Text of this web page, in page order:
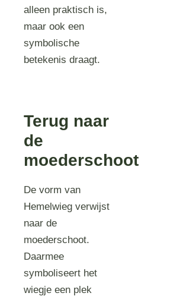
alleen praktisch is,
maar ook een
symbolische
betekenis draagt.
Terug naar
de
moederschoot
De vorm van
Hemelwieg verwijst
naar de
moederschoot.
Daarmee
symboliseert het
wiegje een plek